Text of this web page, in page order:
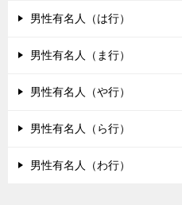
男性有名人（は行）
男性有名人（ま行）
男性有名人（や行）
男性有名人（ら行）
男性有名人（わ行）